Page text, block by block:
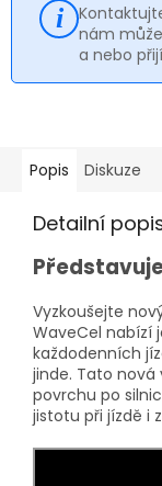
nám
a nebo
Popis Diskuze
Detailní
Vyzkoušejte
WaveCel nabízí
každodenních
jinde. Tato nová
povrchu po
jistotu při jízdě i